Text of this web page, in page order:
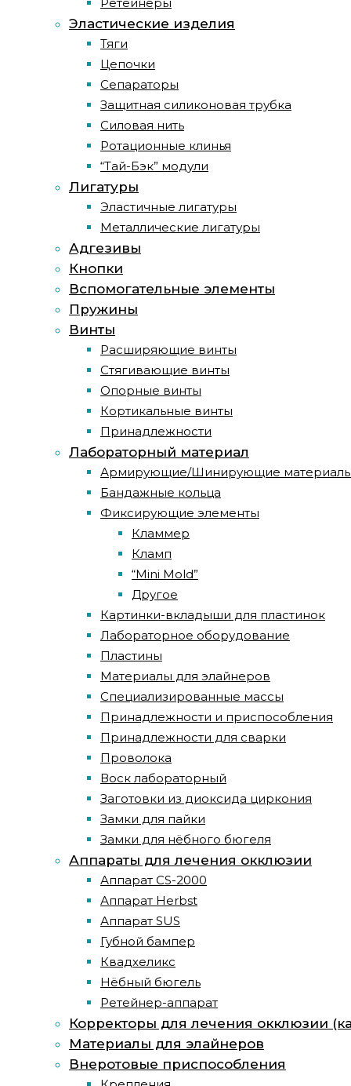
Эластические изделия
Тяги
Цепочки
Сепараторы
Защитная силиконовая трубка
Силовая нить
Ротационные клинья
“Тай-Бэк” модули
Лигатуры
Эластичные лигатуры
Металлические лигатуры
Адгезивы
Кнопки
Вспомогательные элементы
Пружины
Винты
Расширяющие винты
Стягивающие винты
Опорные винты
Кортикальные винты
Принадлежности
Лабораторный материал
Армирующие/Шинирующие
Бандажные кольца
Фиксирующие элементы
Кламмер
Кламп
“Mini Mold”
Другое
Картинки-вкладыши для пластинок
Лабораторное оборудование
Пластины
Материалы для элайнеров
Специализированные массы
Принадлежности и приспособления
Принадлежности для сварки
Проволока
Воск лабораторный
Заготовки из диоксида циркония
Замки для пайки
Замки для нёбного бюгеля
Аппараты для лечения окклюзии
Аппарат CS-2000
Аппарат Herbst
Аппарат SUS
Губной бампер
Квадхеликс
Нёбный бюгель
Ретейнер-аппарат
Корректоры для лечения окклюзии
Материалы для элайнеров
Внеротовые приспособления